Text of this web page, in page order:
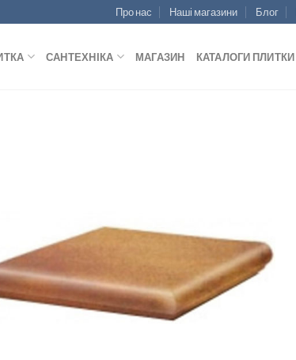
Про нас Наші магазини Блог
САНТЕХНІКА МАГАЗИН КАТАЛОГИ ПЛИТКИ
СПИСКУ
БАЖАНЬ